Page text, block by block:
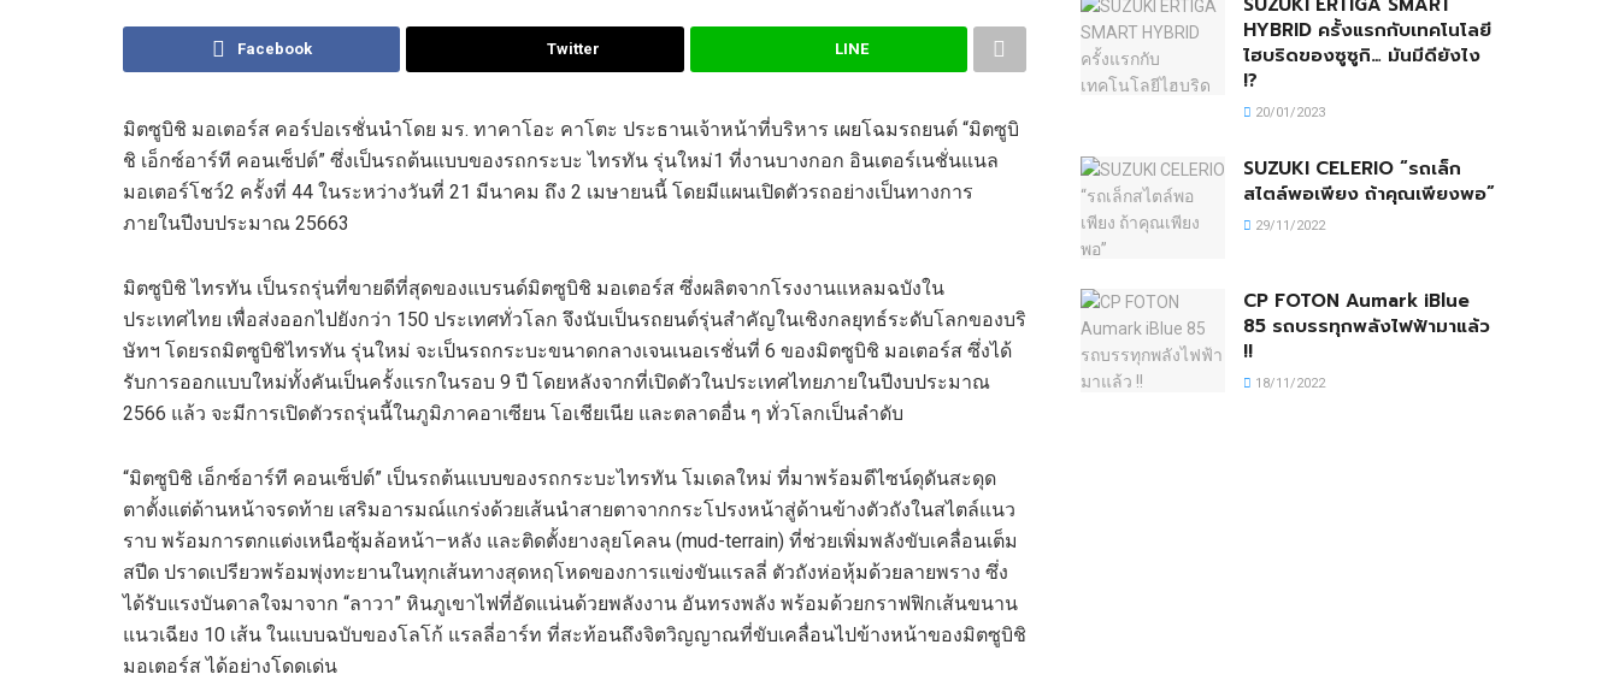
Facebook Twitter LINE
มิตซูบิชิ มอเตอร์ส คอร์ปอเรชั่นนำโดย มร. ทาคาโอะ คาโตะ ประธานเจ้าหน้าที่บริหาร เผยโฉมรถยนต์ “มิตซูบิ
ชิ เอ็กซ์อาร์ที คอนเซ็ปต์” ซึ่งเป็นรถต้นแบบของรถกระบะ ไทรทัน รุ่นใหม่1 ที่งานบางกอก อินเตอร์เนชั่นแนล
มอเตอร์โชว์2 ครั้งที่ 44 ในระหว่างวันที่ 21 มีนาคม ถึง 2 เมษายนนี้ โดยมีแผนเปิดตัวรถอย่างเป็นทางการ
ภายในปีงบประมาณ 25663
มิตซูบิชิ ไทรทัน เป็นรถรุ่นที่ขายดีที่สุดของแบรนด์มิตซูบิชิ มอเตอร์ส ซึ่งผลิตจากโรงงานแหลมฉบังใน
ประเทศไทย เพื่อส่งออกไปยังกว่า 150 ประเทศทั่วโลก จึงนับเป็นรถยนต์รุ่นสำคัญในเชิงกลยุทธ์ระดับโลกของบริ
ษัทฯ โดยรถมิตซูบิชิไทรทัน รุ่นใหม่ จะเป็นรถกระบะขนาดกลางเจนเนอเรชั่นที่ 6 ของมิตซูบิชิ มอเตอร์ส ซึ่งได้
รับการออกแบบใหม่ทั้งคันเป็นครั้งแรกในรอบ 9 ปี โดยหลังจากที่เปิดตัวในประเทศไทยภายในปีงบประมาณ
2566 แล้ว จะมีการเปิดตัวรถรุ่นนี้ในภูมิภาคอาเซียน โอเชียเนีย และตลาดอื่น ๆ ทั่วโลกเป็นลำดับ
“มิตซูบิชิ เอ็กซ์อาร์ที คอนเซ็ปต์” เป็นรถต้นแบบของรถกระบะไทรทัน โมเดลใหม่ ที่มาพร้อมดีไซน์ดุดันสะดุด
ตาตั้งแต่ด้านหน้าจรดท้าย เสริมอารมณ์แกร่งด้วยเส้นนำสายตาจากกระโปรงหน้าสู่ด้านข้างตัวถังในสไตล์แนว
ราบ พร้อมการตกแต่งเหนือซุ้มล้อหน้า–หลัง และติดตั้งยางลุยโคลน (mud-terrain) ที่ช่วยเพิ่มพลังขับเคลื่อนเต็ม
สปีด ปราดเปรียวพร้อมพุ่งทะยานในทุกเส้นทางสุดหฤโหดของการแข่งขันแรลลี่ ตัวถังห่อหุ้มด้วยลายพราง ซึ่ง
ได้รับแรงบันดาลใจมาจาก “ลาวา” หินภูเขาไฟที่อัดแน่นด้วยพลังงาน อันทรงพลัง พร้อมด้วยกราฟฟิกเส้นขนาน
แนวเฉียง 10 เส้น ในแบบฉบับของโลโก้ แรลลี่อารท ที่สะท้อนถึงจิตวิญญาณที่ขับเคลื่อนไปข้างหน้าของมิตซูบิชิ
มอเตอร์สได้อย่างโดดเด่น
HYBRID ครั้งแรกกับเทคโนโลยี
ไฮบริดของซูซูกิ… มันมีดียังไง
!?
20/01/2023
SUZUKI CELERIO “รถเล็ก
สไตล์พอเพียง ถ้าคุณเพียงพอ”
29/11/2022
CP FOTON Aumark iBlue
85 รถบรรทุกพลังไฟฟ้ามาแล้ว
!!
18/11/2022